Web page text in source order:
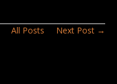
All Posts Next Post →